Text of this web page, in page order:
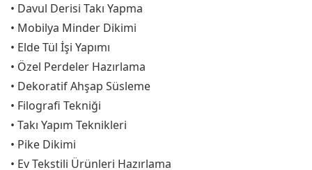
• Davul Derisi Takı Yapma
• Mobilya Minder Dikimi
• Elde Tül İşi Yapımı
• Özel Perdeler Hazırlama
• Dekoratif Ahşap Süsleme
• Filografi Tekniği
• Takı Yapım Teknikleri
• Pike Dikimi
• Ev Tekstili Ürünleri Hazırlama